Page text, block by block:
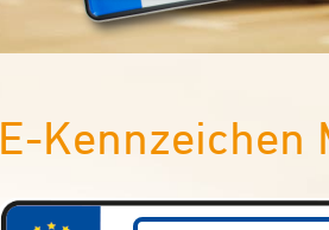
E-Kennzeichen